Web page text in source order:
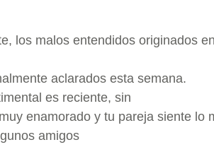
los malos entendidos originados
aclarados esta semana.
es reciente, sin
enamorado y tu pareja siente lo
amigos